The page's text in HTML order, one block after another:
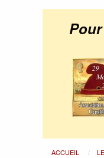
ACCUEIL